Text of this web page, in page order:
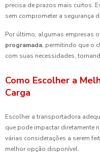
precisa de prazos mais curtos.
sem comprometer a segurança
Por último, algumas empresas
programada, permitindo que o
com suas necessidades,
Como Escolher a
Carga
Escolher a transportadora
que pode impactar diretamente
várias considerações a serem
melhor opção disponível.